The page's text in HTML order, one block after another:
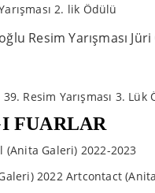
2. lik Ödülü
Resim Yarışması Jüri
Resim Yarışması 3. Lük
FUARLAR
(Anita Galeri) 2022-2023
2022 Artcontact